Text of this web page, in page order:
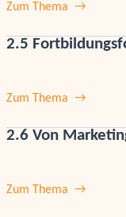
Zum Thema
2.5
Zum Thema
2.6 Von
Zum Thema